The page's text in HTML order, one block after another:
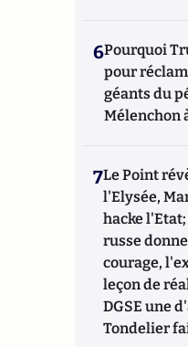
6Pourquoi
pour
géants du
Mélenchon
7Le Point
l'Elysée,
hacke
russe
courage,
leçon de
DGSE une
Tondelier